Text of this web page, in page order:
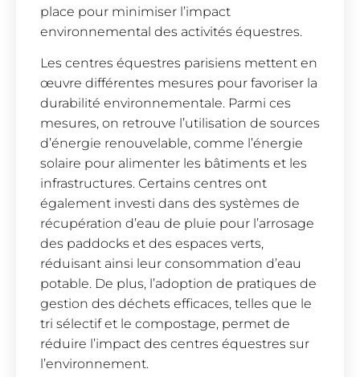
place pour minimiser l’impact
environnemental des activités équestres.
Les centres équestres parisiens mettent en
œuvre différentes mesures pour favoriser la
durabilité environnementale. Parmi ces
mesures, on retrouve l’utilisation de sources
d’énergie renouvelable, comme l’énergie
solaire pour alimenter les bâtiments et les
infrastructures. Certains centres ont
également investi dans des systèmes de
récupération d’eau de pluie pour l’arrosage
des paddocks et des espaces verts,
réduisant ainsi leur consommation d’eau
potable. De plus, l’adoption de pratiques de
gestion des déchets efficaces, telles que le
tri sélectif et le compostage, permet de
réduire l’impact des centres équestres sur
l’environnement.